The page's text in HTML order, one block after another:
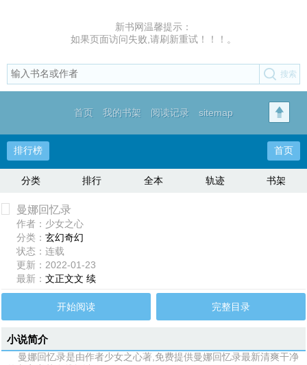
新书网温馨提示：
如果页面访问失败,请刷新重试！！！。
首页 我的书架 阅读记录 sitemap
排行榜 首页
分类 排行 全本 轨迹 书架
曼娜回忆录
作者：少女之心
分类：玄幻奇幻
状态：连载
更新：2022-01-23
最新：文正文文 续
开始阅读 完整目录
小说简介
曼娜回忆录是由作者少女之心著,免费提供曼娜回忆录最新清爽干净